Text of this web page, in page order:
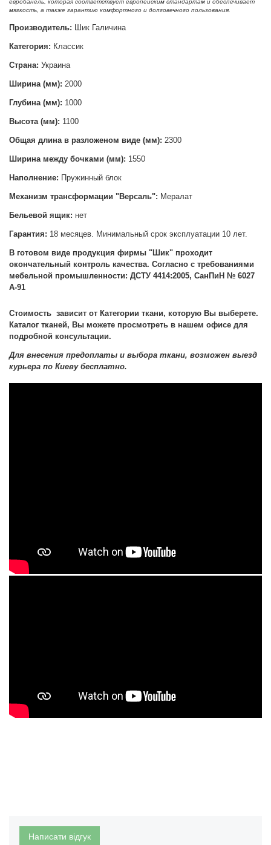
мягкость, а также гарантию комфортного и долговечного пользования.
Производитель: Шик Галичина
Категория: Классик
Страна: Украина
Ширина (мм): 2000
Глубина (мм): 1000
Высота (мм): 1100
Общая длина в разложеном виде (мм): 2300
Ширина между бочками (мм): 1550
Наполнение: Пружинный блок
Механизм трансформации "Версаль": Мералат
Бельевой ящик: нет
Гарантия: 18 месяцев. Минимальный срок эксплуатации 10 лет.
В готовом виде продукция фирмы "Шик" проходит
окончательный контроль качества. Согласно с требованиями
мебельной промышленности: ДСТУ 4414:2005, СанПиН № 6027
А-91
Стоимость зависит от Категории ткани, которую Вы выберете.
Каталог тканей, Вы можете просмотреть в нашем офисе для
подробной консультации.
Для внесения предоплаты и выбора ткани, возможен выезд
курьера по Киеву бесплатно.
Написати відгук